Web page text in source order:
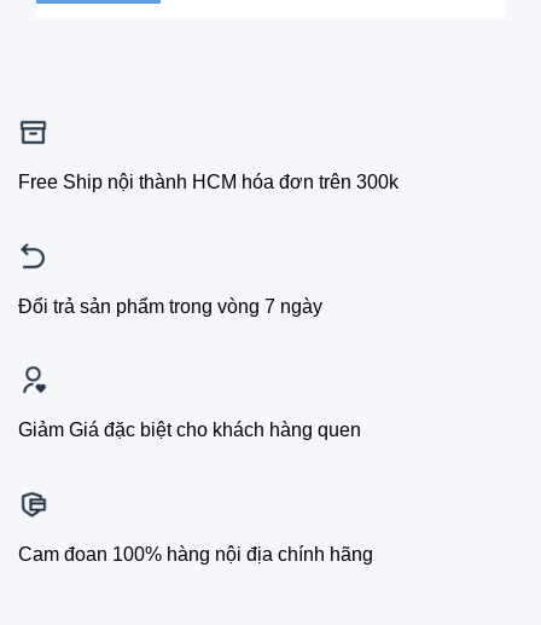
Free Ship nội thành HCM hóa đơn trên 300k
Đổi trả sản phẩm trong vòng 7 ngày
Giảm Giá đặc biệt cho khách hàng quen
Cam đoan 100% hàng nội địa chính hãng